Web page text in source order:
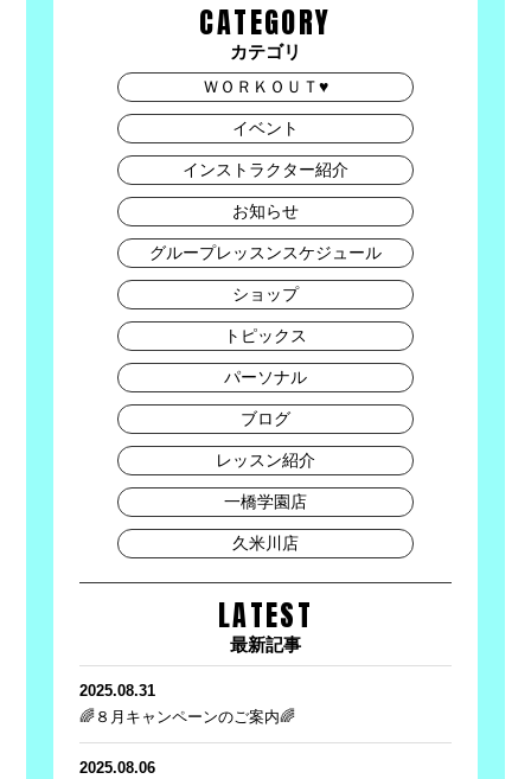
CATEGORY
カテゴリ
ＷＯＲＫＯＵＴ♥
イベント
インストラクター紹介
お知らせ
グループレッスンスケジュール
ショップ
トピックス
パーソナル
ブログ
レッスン紹介
一橋学園店
久米川店
LATEST
最新記事
2025.08.31
🌈８月キャンペーンのご案内🌈
2025.08.06